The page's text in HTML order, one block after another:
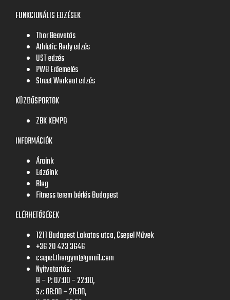
FUNKCIONÁLIS EDZÉSEK
Thor Beavatás
Athletic Body edzés
UST edzés
PWB Erőemelés
Street Workout edzés
KÜZDŐSPORTOK
ZBK KEMPO
INFORMÁCIÓK
Áraink
Edzőink
Blog
Fitness terem bérlés Budapest
ELÉRHETŐSÉGEK
1211 Budapest Lakatos utca, Csepel Művek
+36 20 423 3646
csepel.thorgym@gmail.com
Nyitvatartás:
H – P: 07:00 – 22:00,
Sz: 08:00 – 20:00,